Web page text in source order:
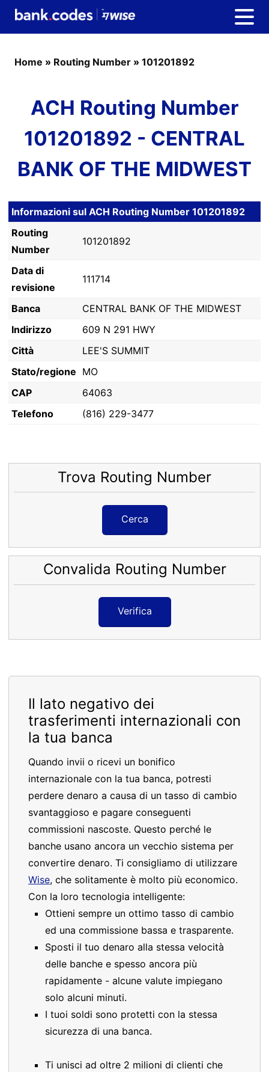
Home » Routing Number » 101201892
ACH Routing Number
101201892 - CENTRAL
BANK OF THE MIDWEST
Informazioni sul ACH Routing Number 101201892
Routing
Number
101201892
Data di
revisione
111714
Banca
CENTRAL BANK OF THE MIDWEST
Indirizzo
609 N 291 HWY
Città
LEE'S SUMMIT
Stato/regione MO
CAP
64063
Telefono
(816) 229-3477
Trova Routing Number
Cerca
Convalida Routing Number
Verifica
Il lato negativo dei
trasferimenti internazionali con
la tua banca
Quando invii o ricevi un bonifico
internazionale con la tua banca, potresti
perdere denaro a causa di un tasso di cambio
svantaggioso e pagare conseguenti
commissioni nascoste. Questo perché le
banche usano ancora un vecchio sistema per
convertire denaro. Ti consigliamo di utilizzare
Wise, che solitamente è molto più economico.
Con la loro tecnologia intelligente:
Ottieni sempre un ottimo tasso di cambio
ed una commissione bassa e trasparente.
Sposti il tuo denaro alla stessa velocità
delle banche e spesso ancora più
rapidamente - alcune valute impiegano
solo alcuni minuti.
I tuoi soldi sono protetti con la stessa
sicurezza di una banca.
Ti unisci ad oltre 2 milioni di clienti che